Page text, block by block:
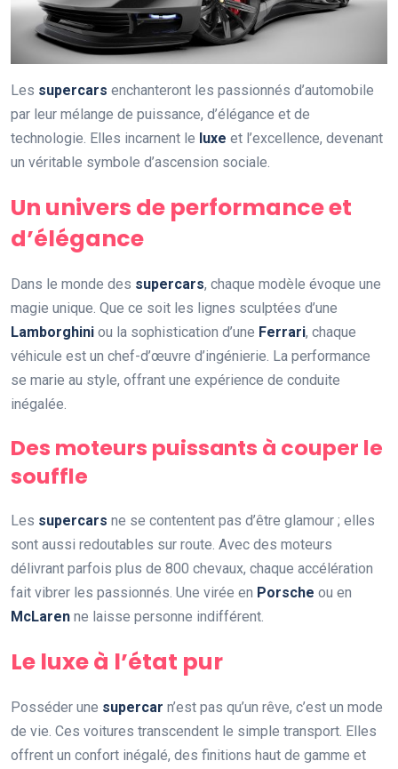
Les supercars enchanteront les passionnés d’automobile
par leur mélange de puissance, d’élégance et de
technologie. Elles incarnent le luxe et l’excellence, devenant
un véritable symbole d’ascension sociale.
Un univers de performance et
d’élégance
Dans le monde des supercars, chaque modèle évoque une
magie unique. Que ce soit les lignes sculptées d’une
Lamborghini ou la sophistication d’une Ferrari, chaque
véhicule est un chef-d’œuvre d’ingénierie. La performance
se marie au style, offrant une expérience de conduite
inégalée.
Des moteurs puissants à couper le
souffle
Les supercars ne se contentent pas d’être glamour ; elles
sont aussi redoutables sur route. Avec des moteurs
délivrant parfois plus de 800 chevaux, chaque accélération
fait vibrer les passionnés. Une virée en Porsche ou en
McLaren ne laisse personne indifférent.
Le luxe à l’état pur
Posséder une supercar n’est pas qu’un rêve, c’est un mode
de vie. Ces voitures transcendent le simple transport. Elles
offrent un confort inégalé, des finitions haut de gamme et